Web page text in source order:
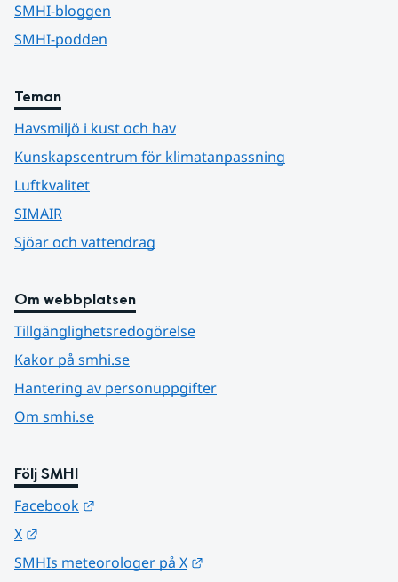
SMHI-bloggen
SMHI-podden
Teman
Havsmiljö i kust och hav
Kunskapscentrum för klimatanpassning
Luftkvalitet
SIMAIR
Sjöar och vattendrag
Om webbplatsen
Tillgänglighetsredogörelse
Kakor på smhi.se
Hantering av personuppgifter
Om smhi.se
Följ SMHI
Facebook
X
SMHIs meteorologer på X